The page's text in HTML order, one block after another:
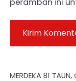
MERDEKA 81